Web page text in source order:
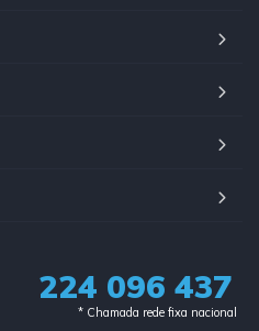
224 096 437
* Chamada rede fixa nacional​